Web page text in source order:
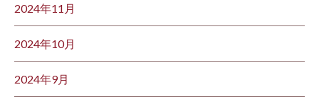
2024年11月
2024年10月
2024年9月